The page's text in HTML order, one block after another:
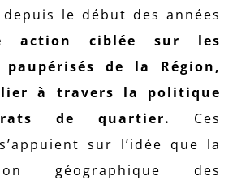
le début des années
action ciblée sur les
de la Région,
à travers la politique
de quartier.
Ces
sur l’idée que la
géographique des